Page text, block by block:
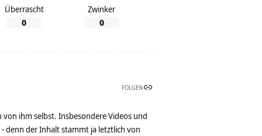
Überrascht
0
Zwinker
0
FOLGEN
ihm selbst. Insbesondere Videos und
denn der Inhalt stammt ja letztlich von